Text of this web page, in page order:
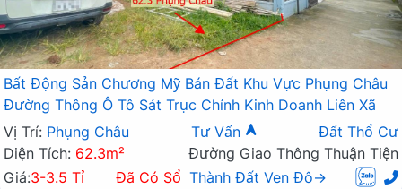
Bất Động Sản Chương Mỹ Bán Đất Khu Vực Phụng Châu
Đường Thông Ô Tô Sát Trục Chính Kinh Doanh Liên Xã
Vị Trí: Phụng Châu Tư Vấn
Đất Thổ Cư
Diện Tích: 62.3m²
Đường Giao Thông Thuận Tiện
Giá:3-3.5 Tỉ Đã Có Sổ Thành Đất Ven Đô→